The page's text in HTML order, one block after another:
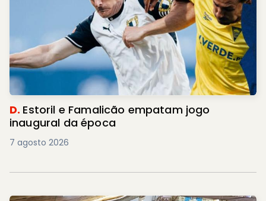
D. Estoril e Famalicão empatam jogo
inaugural da época
7 agosto 2026